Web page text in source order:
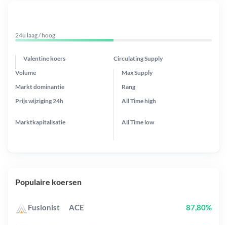
24u laag / hoog
Valentine koers Circulating Supply
Prijs wijziging 24h
Max Supply
Markt dominantie
Marktkapitalisatie
Volume
Rang
All Timehigh
All Time low
Populaire koersen
Fusionist ACE 87,80%